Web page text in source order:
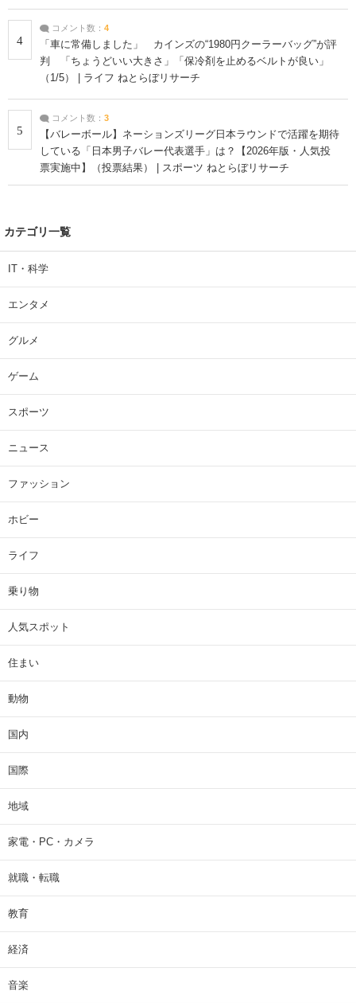
4
コメント数： 4
「車に常備しました」 カインズの“1980円クーラーバッグ”が評
判 「ちょうどいい大きさ」「保冷剤を止めるベルトが良い」
（1/5） | ライフ ねとらぼリサーチ
5
コメント数： 3
【バレーボール】ネーションズリーグ日本ラウンドで活躍を期待
している「日本男子バレー代表選手」は？【2026年版・人気投
票実施中】（投票結果） | スポーツ ねとらぼリサーチ
カテゴリ一覧
IT・科学
エンタメ
グルメ
ゲーム
スポーツ
ニュース
ファッション
ホビー
ライフ
乗り物
人気スポット
住まい
動物
国内
国際
地域
家電・PC・カメラ
就職・転職
教育
経済
音楽